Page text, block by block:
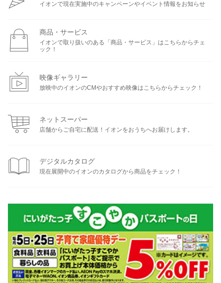
イオンで現在実施中のキャンペーンやイベント情報をお知らせ
商品・サービス
イオンで取り扱いのある「商品・サービス」はこちらからチェ
ック！
映像ギャラリー
放映中のイオンのCMやおすすめ映像はこちらからチェック！
ネットスーパー
店舗からご自宅に配送！イオンをおうちへお届けします。
デジタルカタログ
現在展開中のイオンのカタログから商品をチェック！